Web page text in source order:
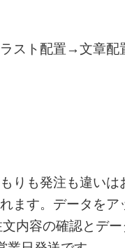
スト配置→文章
りも発注も違いは
ます。データをア
内容の確認とデ